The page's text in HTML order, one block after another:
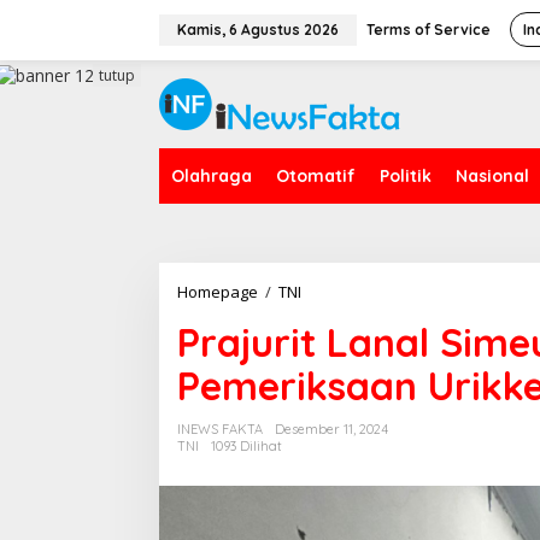
a
Kamis, 6 Agustus 2026 Terms of Service
Olahraga Otomatif Politik Nasional
tutup
Homepage / TNI
a
u
r
i
a
a
Prajurit Lanal
Pemeriksaan
INEWS FAKTA
Desember 11, 2024
TNI
1093 Dilihat